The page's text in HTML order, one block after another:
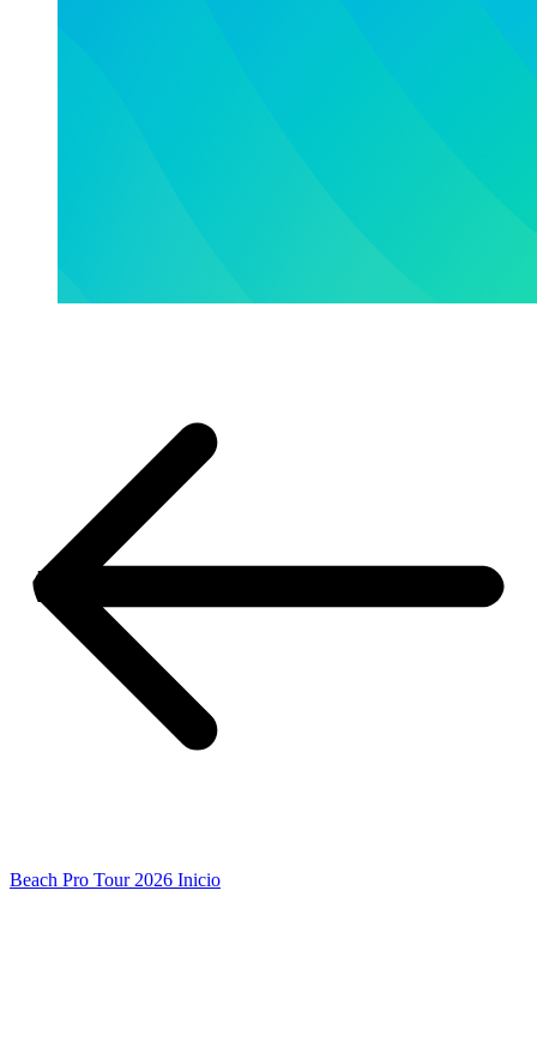
Beach Pro Tour 2026 Inicio